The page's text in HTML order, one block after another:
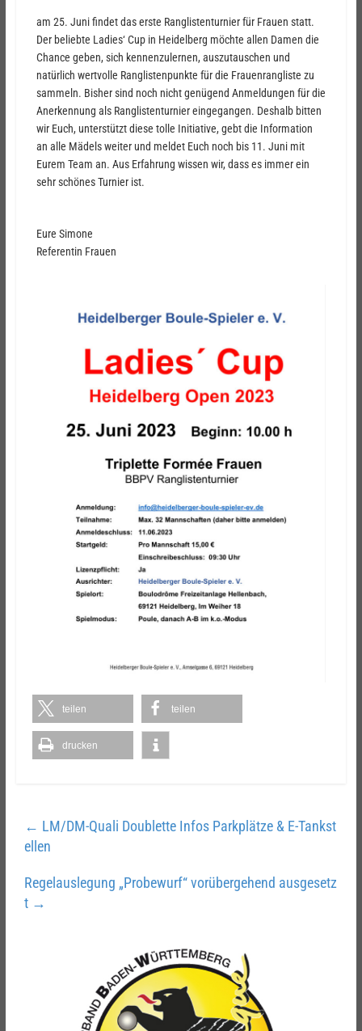
am 25. Juni findet das erste Ranglistenturnier für Frauen statt.
Der beliebte Ladies‘ Cup in Heidelberg möchte allen Damen die
Chance geben, sich kennenzulernen, auszutauschen und
natürlich wertvolle Ranglistenpunkte für die Frauenrangliste zu
sammeln. Bisher sind noch nicht genügend Anmeldungen für die
Anerkennung als Ranglistenturnier eingegangen. Deshalb bitten
wir Euch, unterstützt diese tolle Initiative, gebt die Information
an alle Mädels weiter und meldet Euch noch bis 11. Juni mit
Eurem Team an. Aus Erfahrung wissen wir, dass es immer ein
sehr schönes Turnier ist.
Eure Simone
Referentin Frauen
teilen teilen
drucken
← LM/DM-Quali Doublette Infos Parkplätze & E-Tankst
ellen
Regelauslegung „Probewurf“ vorübergehend ausgesetz
t →